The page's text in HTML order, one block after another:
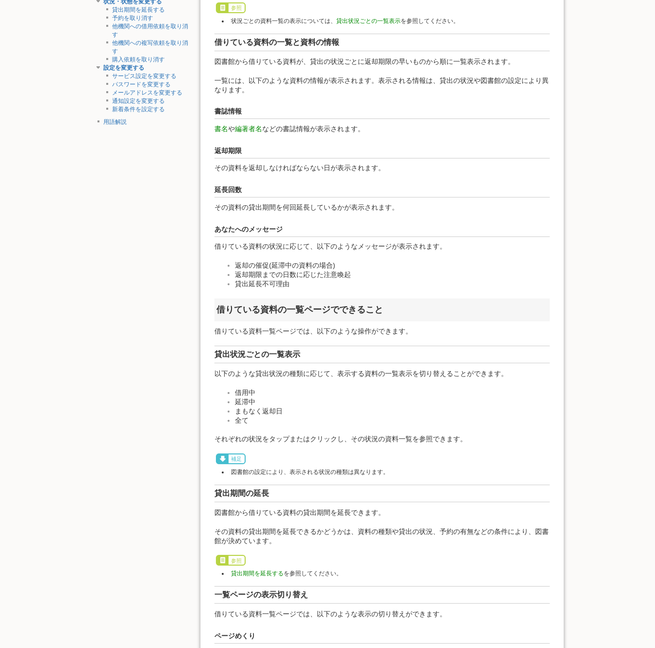
状況・状態を変更する
貸出期間を延長する
予約を取り消す
他機関への借用依頼を取り消
す
他機関への複写依頼を取り消
す
購入依頼を取り消す
設定を変更する
サービス設定を変更する
パスワードを変更する
メールアドレスを変更する
通知設定を変更する
新着条件を設定する
用語解説
参照
状況ごとの資料一覧の表示については、貸出状況ごとの一覧表示を参照してください。
借りている資料の一覧と資料の情報
図書館から借りている資料が、貸出の状況ごとに返却期限の早いものから順に一覧表示されます。
一覧には、以下のような資料の情報が表示されます。表示される情報は、貸出の状況や図書館の設定により異
なります。
書誌情報
書名や編著者名などの書誌情報が表示されます。
返却期限
その資料を返却しなければならない日が表示されます。
延長回数
その資料の貸出期間を何回延長しているかが表示されます。
あなたへのメッセージ
借りている資料の状況に応じて、以下のようなメッセージが表示されます。
返却の催促(延滞中の資料の場合)
返却期限までの日数に応じた注意喚起
貸出延長不可理由
借りている資料の一覧ページでできること
借りている資料一覧ページでは、以下のような操作ができます。
貸出状況ごとの一覧表示
以下のような貸出状況の種類に応じて、表示する資料の一覧表示を切り替えることができます。
借用中
延滞中
まもなく返却日
全て
それぞれの状況をタップまたはクリックし、その状況の資料一覧を参照できます。
補足
図書館の設定により、表示される状況の種類は異なります。
貸出期間の延長
図書館から借りている資料の貸出期間を延長できます。
その資料の貸出期間を延長できるかどうかは、資料の種類や貸出の状況、予約の有無などの条件により、図書
館が決めています。
参照
貸出期間を延長するを参照してください。
一覧ページの表示切り替え
借りている資料一覧ページでは、以下のような表示の切り替えができます。
ページめくり